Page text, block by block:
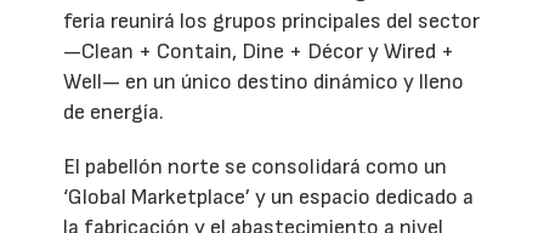
feria reunirá los grupos principales del sector
—Clean + Contain, Dine + Décor y Wired +
Well— en un único destino dinámico y lleno
de energía.
El pabellón norte se consolidará como un
‘Global Marketplace’ y un espacio dedicado a
la fabricación y el abastecimiento a nivel